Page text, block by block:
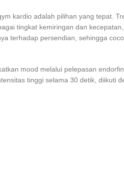
kardio adalah pilihan yang tepat.
tingkat kemiringan dan
terhadap persendian, sehingga
mood melalui pelepasan
tinggi selama 30 detik, diikuti